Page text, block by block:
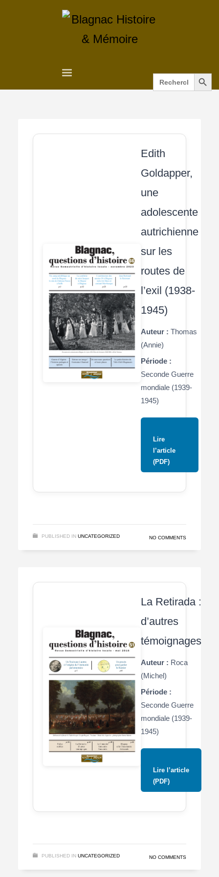
Search
for:
Search Button
Edith
Goldapper,
une
adolescente
autrichienne
sur les
routes de
l’exil (1938-
1945)
Auteur : Thomas
(Annie)
Période :
Seconde Guerre
mondiale (1939-
1945)
Lire
l’article
(PDF)
PUBLISHED IN UNCATEGORIZED NO COMMENTS
La Retirada :
d’autres
témoignages
Auteur : Roca
(Michel)
Période :
Seconde Guerre
mondiale (1939-
1945)
Lire l’article
(PDF)
PUBLISHED IN UNCATEGORIZED NO COMMENTS